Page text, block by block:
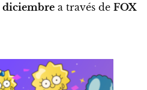
diciembre a través de FOX